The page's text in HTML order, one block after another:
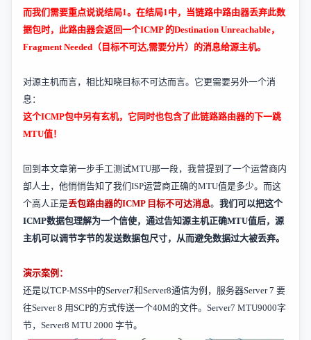
而我们需要重点说说结局1。在结局1 中，当链路中路由器丢弃此数
据包时，此路由器会返回一个ICMP 的Destination Unreachable，
Fragment Needed （目标不可达,需要分片）的消息给源主机。
对源主机而言，相比知晓目标不可达而言。它更需要另外一个消
息：
这个ICMP包中另有玄机，它同时也包含了此链路路由器的下一跳
MTU值！
回到本文章第一步手工测试MTU那一段，我曾提到了一个运营商内
部人士，他悄悄告知了我们ISP运营商正确的MTU值是多少。而这
个高人正是丢包路由器的ICMP 目标不可达消息。 我们可以把这个
ICMP数据包理解为一个信使，通过告知源主机正确MTU值后，源
主机可以调节字节的发送数据包尺寸，从而避免数据过大被丢弃。
演示案例：
还是以TCP-MSS中的Server7和Server8通信为例，服务器Server 7 要
往Server 8 用SCP的方式传送一个40M的文件。 Server7 MTU9000字
节， Server8 MTU 2000 字节。